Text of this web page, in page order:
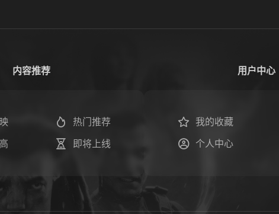
内容推荐
热门推荐
即将上线
用户中心
我的收藏
个人中心